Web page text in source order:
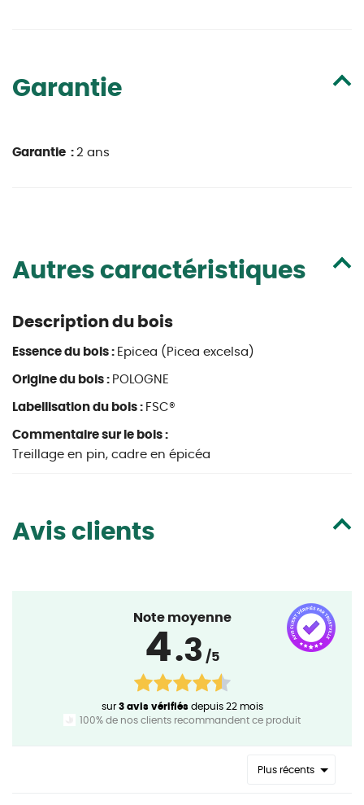
Garantie
Garantie : 2 ans
Autres caractéristiques
Description du bois
Essence du bois : Epicea (Picea excelsa)
Origine du bois : POLOGNE
Labellisation du bois : FSC®
Commentaire sur le bois :
Treillage en pin, cadre en épicéa
Avis clients
Note moyenne
4.3 /5
sur3 avis vérifiés depuis 22 mois
100% de nos clients recommandent ce produit
Plus récents